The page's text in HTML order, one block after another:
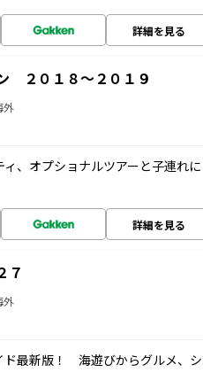
詳細を見る
２０１８～２０１９
外
、オプショナルツアーと子連れに
詳細を見る
７
外
ド最新版！ 海遊びからグルメ、シ